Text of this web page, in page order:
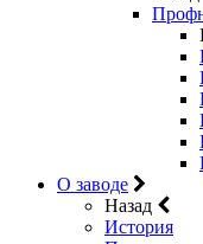
О заводе
Назад
История